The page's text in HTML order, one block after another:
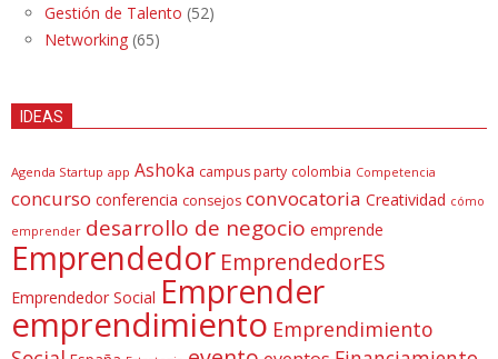
Gestión de Talento (52)
Networking (65)
IDEAS
Agenda Startup app Ashoka campus party colombia Competencia
concurso conferencia consejos convocatoria Creatividad cómo
emprender desarrollo de negocio emprende
Emprendedor EmprendedorES
Emprendedor Social Emprender
emprendimiento Emprendimiento